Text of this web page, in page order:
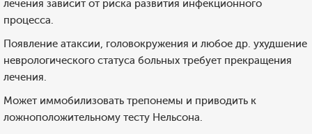
лечения зависит от риска развития инфекционного
процесса.
Появление атаксии, головокружения и любое др. ухудшение
неврологического статуса больных требует прекращения
лечения.
Может иммобилизовать трепонемы и приводить к
ложноположительному тесту Нельсона.